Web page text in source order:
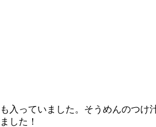
入っていました。そうめんのつけ
した！